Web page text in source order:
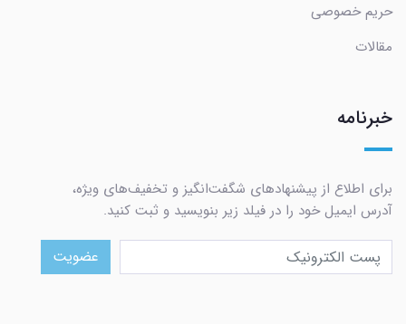
حریم خصوصی
مقالات
خبرنامه
برای اطلاع از پیشنهادهای شگفت‌انگیز و تخفیف‌های ویژه،
آدرس ایمیل خود را در فیلد زیر بنویسید و ثبت کنید.
عضویت